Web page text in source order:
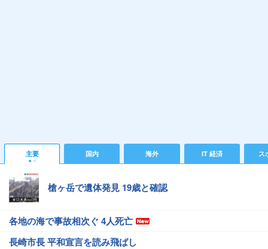
主要 国内 海外 IT 経済 ス
槍ヶ岳で遺体発見 19歳と確認
各地の海で事故相次ぐ 4人死亡
長崎市長 平和宣言を読み飛ばし